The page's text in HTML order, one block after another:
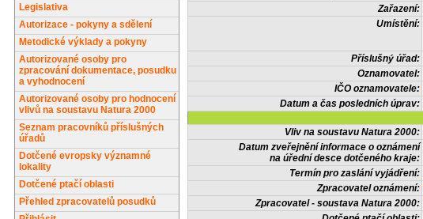
Legislativa
Autorizace - pokyny a sdělení
Metodické výklady a pokyny
Autorizované osoby pro
zpracování dokumentace, posudku
a vyhodnocení
Autorizované osoby pro hodnocení
vlivů na soustavu Natura 2000
Seznam pracovníků příslušných
úřadů
Dotčené evropsky významné
lokality
Dotčené ptačí oblasti
Přehled zpracovatelů posudků
Zařazení:
Umístění:
Příslušný úřad:
Oznamovatel:
IČO oznamovatele:
Datum a čas posledních úprav:
Vliv na soustavu Natura 2000:
Datum zveřejnění informace o oznámení
na úřední desce dotčeného kraje:
Termín pro zaslání vyjádření:
Zpracovatel oznámení:
Zpracovatel - soustava Natura 2000: